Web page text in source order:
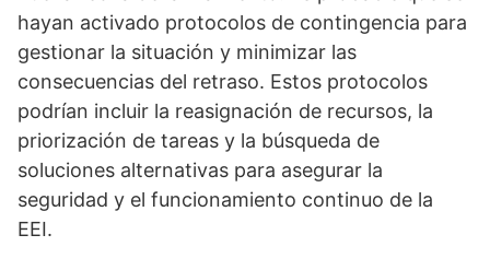
hayan activado protocolos de contingencia para
gestionar la situación y minimizar las
consecuencias del retraso. Estos protocolos
podrían incluir la reasignación de recursos, la
priorización de tareas y la búsqueda de
soluciones alternativas para asegurar la
seguridad y el funcionamiento continuo de la
EEI.